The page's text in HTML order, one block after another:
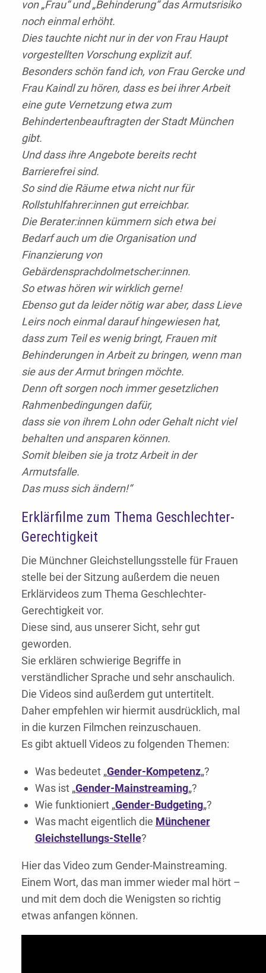
von „Frau“ und „Behinderung“ das Armutsrisiko
noch einmal erhöht.
Dies tauchte nicht nur in der von Frau Haupt
vorgestellten Vorschung explizit auf.
Besonders schön fand ich, von Frau Gercke und
Frau Kaindl zu hören, dass es bei ihrer Arbeit
eine gute Vernetzung etwa zum
Behindertenbeauftragten der Stadt München
gibt.
Und dass ihre Angebote bereits recht
Barrierefrei sind.
So sind die Räume etwa nicht nur für
Rollstuhlfahrer:innen gut erreichbar.
Die Berater:innen kümmern sich etwa bei
Bedarf auch um die Organisation und
Finanzierung von
Gebärdensprachdolmetscher:innen.
So etwas hören wir wirklich gerne!
Ebenso gut da leider nötig war aber, dass Lieve
Leirs noch einmal darauf hingewiesen hat,
dass zum Teil es wenig bringt, Frauen mit
Behinderungen in Arbeit zu bringen, wenn man
sie aus der Armut bringen möchte.
Denn oft sorgen noch immer gesetzlichen
Rahmenbedingungen dafür,
dass sie von ihrem Lohn oder Gehalt nicht viel
behalten und ansparen können.
Somit bleiben sie ja trotz Arbeit in der
Armutsfalle.
Das muss sich ändern!“
Erklärfilme zum Thema Geschlechter-
Gerechtigkeit
Die Münchner Gleichstellungsstelle für Frauen
stelle bei der Sitzung außerdem die neuen
Erklärvideos zum Thema Geschlechter-
Gerechtigkeit vor.
Diese sind, aus unserer Sicht, sehr gut
geworden.
Sie erklären schwierige Begriffe in
verständlicher Sprache und sehr anschaulich.
Die Videos sind außerdem gut untertitelt.
Daher empfehlen wir hiermit ausdrücklich, mal
in die kurzen Filmchen reinzuschauen.
Es gibt aktuell Videos zu folgenden Themen:
Was bedeutet „Gender-Kompetenz„?
Was ist „Gender-Mainstreaming„?
Wie funktioniert „Gender-Budgeting„?
Was macht eigentlich die Münchener
Gleichstellungs-Stelle?
Hier das Video zum Gender-Mainstreaming.
Einem Wort, das man immer wieder mal hört –
und mit dem doch die Wenigsten so richtig
etwas anfangen können.